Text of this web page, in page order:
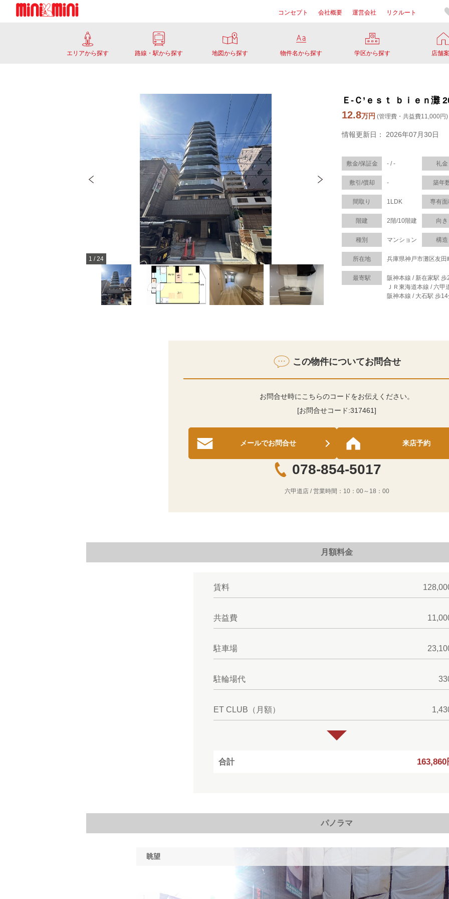
コンセプト 会社概要 運営会社 リクルート
エリアから探す 路線・駅から探す 地図から探す 物件名から探す 学区から探す 店舗
1 /24
Ｅ-Ｃ’ｅｓｔ ｂｉｅｎ灘
12.8万円 (管理費・共益費11,000円)
情報更新日： 2026年07月30日
敷金/保証金 - / - 礼金
敷引/償却 - 築年
間取り 1LDK 専有
階建 2階/10階建 向き
種別 マンション 構造
所在地 兵庫県神戸市灘区友田
最寄駅
阪神本線 / 新在家駅 歩
ＪＲ東海道本線 / 六甲
阪神本線 / 大石駅 歩
この物件についてお問合せ
お問合せ時にこちらのコードをお伝えください。
[お問合せコード:317461]
メールでお問合せ 来店予約
078-854-5017
六甲道店/ 営業時間： 10：00～18：00
月額料金
賃料
共益費
駐車場
駐輪場代
ET CLUB（月額）
合計 163,860
パノラマ
眺望